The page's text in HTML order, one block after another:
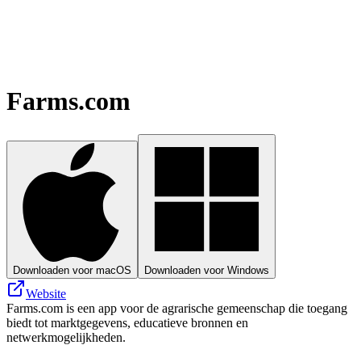
Farms.com
Downloaden voor macOS Downloaden voor Windows
Website
Farms.com is een app voor de agrarische gemeenschap die toegang
biedt tot marktgegevens, educatieve bronnen en
netwerkmogelijkheden.